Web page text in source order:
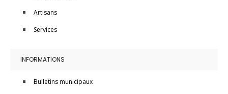
Artisans
Services
INFORMATIONS
Bulletins municipaux